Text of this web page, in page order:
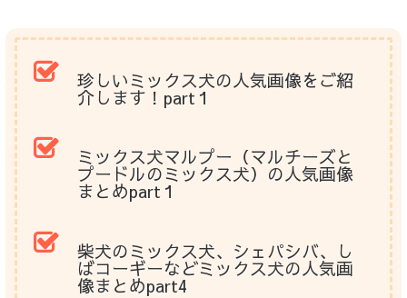
珍しいミックス犬の人気画像をご紹
介します！part１
ミックス犬マルプー（マルチーズと
プードルのミックス犬）の人気画像
まとめpart１
柴犬のミックス犬、シェパシバ、し
ばコーギーなどミックス犬の人気画
像まとめpart4